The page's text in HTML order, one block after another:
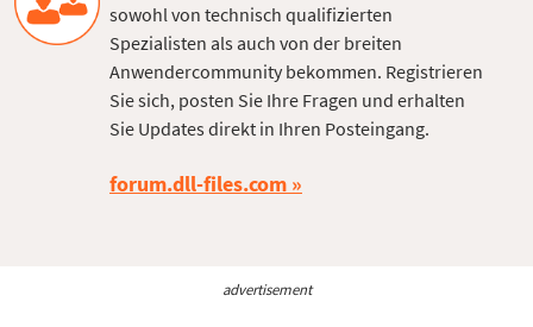
sowohl von technisch qualifizierten
Spezialisten als auch von der breiten
Anwendercommunity bekommen. Registrieren
Sie sich, posten Sie Ihre Fragen und erhalten
Sie Updates direkt in Ihren Posteingang.
forum.dll-files.com
advertisement